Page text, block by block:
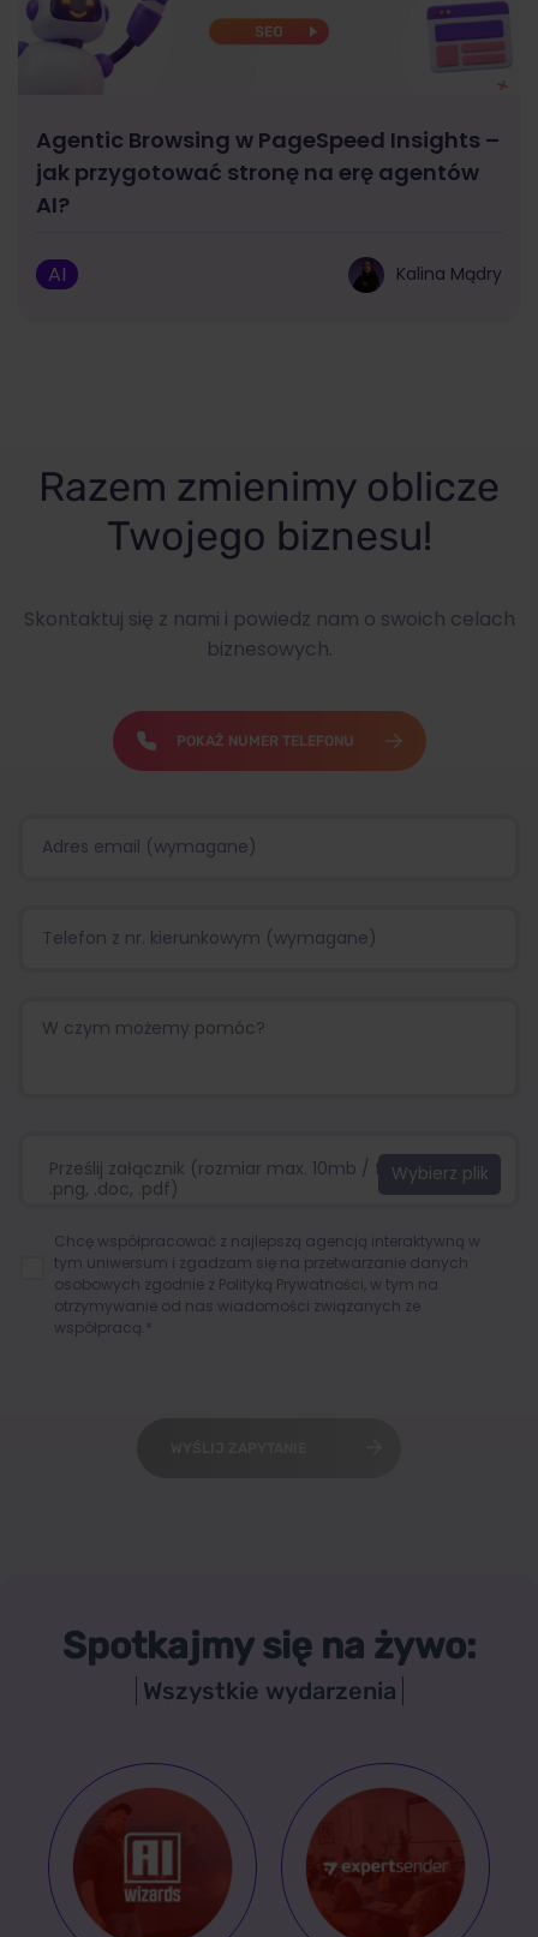
Agentic Browsing w PageSpeed Insights –
jak przygotować stronę na erę agentów
AI?
AI Kalina Mądry
Razem zmienimy oblicze
Twojego biznesu!
Skontaktuj się z nami i powiedz nam o swoich celach
biznesowych.
POKAŻ NUMER TELEFONU
Prześlij załącznik (rozmiar max. 10mb / format:.jpg,
.png, .doc, .pdf)
Chcę współpracować z najlepszą agencją interaktywną w
tym uniwersum i zgadzam się na przetwarzanie danych
osobowych zgodnie z Polityką Prywatności , w tym na
otrzymywanie od nas wiadomości związanych ze
współpracą.*
Spotkajmy się na żywo:
Wszystkie wydarzenia